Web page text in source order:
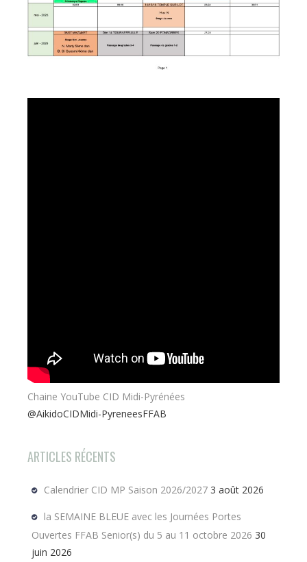
Chaine YouTube CID Midi-Pyrénées
@AikidoCIDMidi-PyreneesFFAB
ARTICLES RÉCENTS
Calendrier CID MP Saison 2026/2027 3 août 2026
la SEMAINE BLEUE avec les Journées Portes
Ouvertes FFAB Senior(s) du 5 au 11 octobre 2026 30
juin 2026